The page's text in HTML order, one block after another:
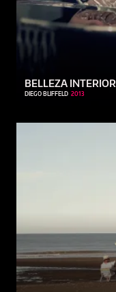
BELLEZA INTERIOR
DIEGO BLIFFELD 2013